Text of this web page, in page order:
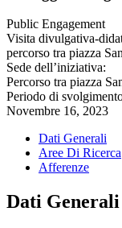
Public Engagement
Visita divulgativa-
percorso tra piazza
Sede dell’iniziativa:
Percorso tra piazza
Periodo di
Novembre 16, 2023
Dati Generali
Aree Di Ricerca
Afferenze
Dati Generali